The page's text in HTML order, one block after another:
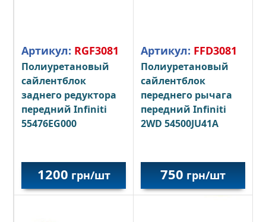
Артикул: RGF3081
Полиуретановый
сайлентблок
заднего редуктора
передний Infiniti
55476EG000
1200 грн/шт
Артикул: FFD3081
Полиуретановый
сайлентблок
переднего рычага
передний Infiniti
2WD 54500JU41A
750 грн/шт